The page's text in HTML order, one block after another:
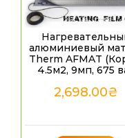
алюминиевый
Therm AFMAT
4.5м2, 9мп, 675
2,698.00₴